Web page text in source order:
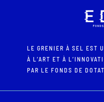
LE GRENIER À SEL EST
À L’ART ET À
PAR LE FONDS DE